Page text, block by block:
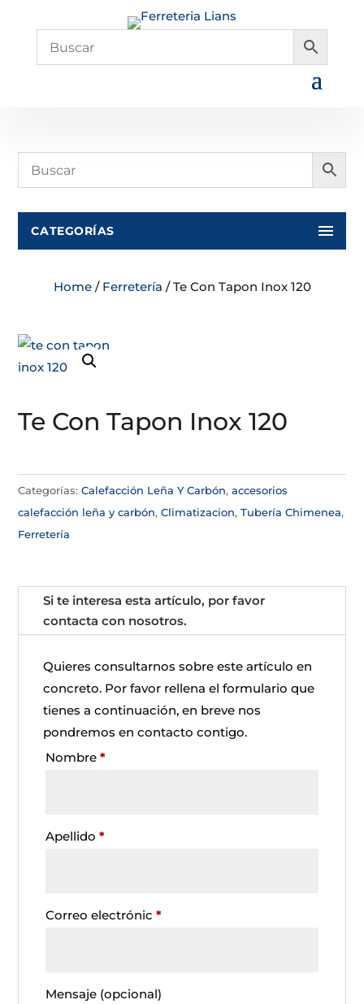
CATEGORÍAS
Home/ Ferretería / Te Con Tapon Inox 120
Te Con Tapon Inox 120
Categorías:Calefacción Leña Y Carbón,accesorios
calefacción leña y carbón,Climatizacion,Tubería Chimenea,
Ferretería
Si te interesa esta artículo, por favor
contacta con nosotros.
Quieres consultarnos sobre este artículo en
concreto. Por favor rellena el formulario que
tienes a continuación, en breve nos
pondremos en contacto contigo.
Nombre*
Apellido*
Correo electrónic*
Mensaje (opcional)